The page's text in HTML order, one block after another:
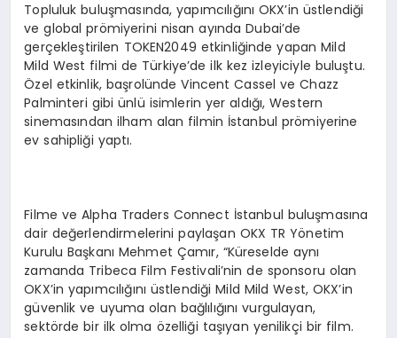
Topluluk buluşmasında, yapımcılığını OKX’in üstlendiği
ve global prömiyerini nisan ayında Dubai’de
gerçekleştirilen TOKEN2049 etkinliğinde yapan Mild
Mild West filmi de Türkiye’de ilk kez izleyiciyle buluştu.
Özel etkinlik, başrolünde Vincent Cassel ve Chazz
Palminteri gibi ünlü isimlerin yer aldığı, Western
sinemasından ilham alan filmin İstanbul prömiyerine
ev sahipliği yaptı.
Filme ve Alpha Traders Connect İstanbul buluşmasına
dair değerlendirmelerini paylaşan OKX TR Yönetim
Kurulu Başkanı Mehmet Çamır, “Küreselde aynı
zamanda Tribeca Film Festivali’nin de sponsoru olan
OKX’in yapımcılığını üstlendiği Mild Mild West, OKX’in
güvenlik ve uyuma olan bağlılığını vurgulayan,
sektörde bir ilk olma özelliği taşıyan yenilikçi bir film.